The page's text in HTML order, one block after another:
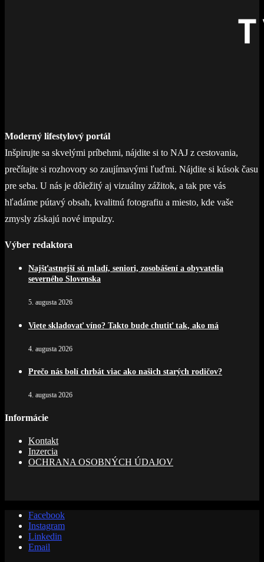
Moderný lifestylový portál
Inšpirujte sa skvelými príbehmi, nájdite si to NAJ z cestovania,
prečítajte si rozhovory so zaujímavými ľuďmi. Nájdite si kúsok času
pre seba. U nás je dôležitý aj vizuálny zážitok, a tak pre vás
hľadáme pútavý obsah, kvalitnú fotografiu a miesto, kde vaše
zmysly získajú nové impulzy.
Výber redaktora
Najšťastnejší sú mladí, seniori, zosobášení a obyvatelia
severného Slovenska
5. augusta 2026
Viete skladovať víno? Takto bude chutiť tak, ako má
4. augusta 2026
Prečo nás bolí chrbát viac ako našich starých rodičov?
4. augusta 2026
Informácie
Kontakt
Inzercia
OCHRANA OSOBNÝCH ÚDAJOV
Facebook
Instagram
Linkedin
Email